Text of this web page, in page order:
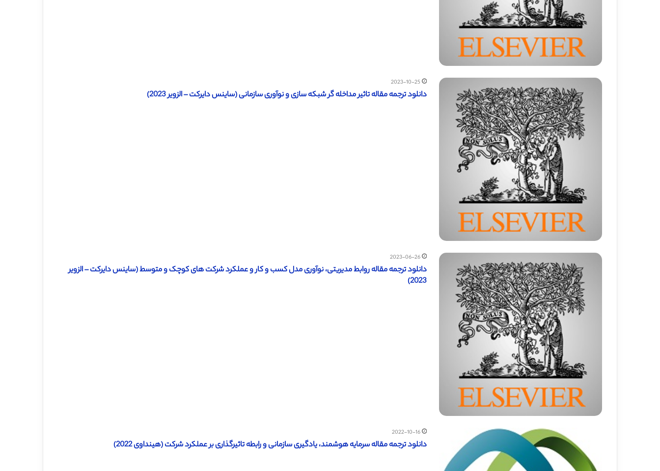
2023-10-25
دانلود ترجمه مقاله تاثیر مداخله گر شبکه سازی و نوآوری سازمانی (ساینس دایرکت – الزویر 2023)
2023-06-26
دانلود ترجمه مقاله روابط مدیریتی، نوآوری مدل کسب و کار و عملکرد شرکت های کوچک و متوسط (ساینس دایرکت – الزویر
2023)
2022-10-16
دانلود ترجمه مقاله سرمایه هوشمند، یادگیری سازمانی و رابطه تاثیرگذاری بر عملکرد شرکت (هینداوی 2022)